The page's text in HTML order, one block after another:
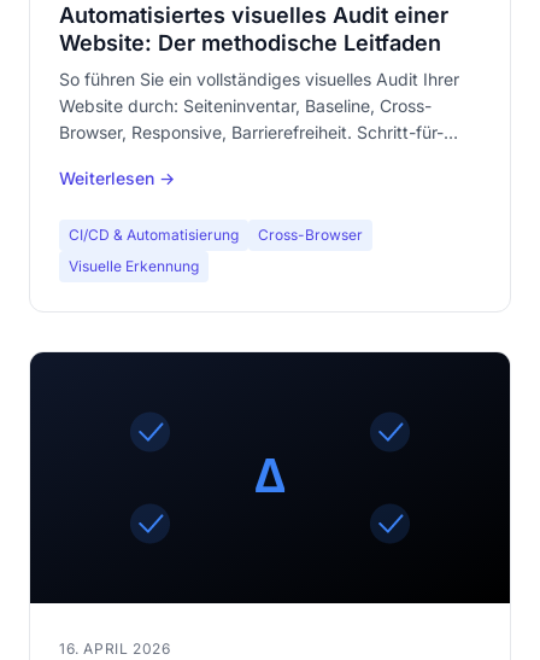
Automatisiertes visuelles Audit einer
Website: Der methodische Leitfaden
So führen Sie ein vollständiges visuelles Audit Ihrer
Website durch: Seiteninventar, Baseline, Cross-
Browser, Responsive, Barrierefreiheit. Schritt-für-
Weiterlesen →
CI/CD & Automatisierung
Cross-Browser
Visuelle Erkennung
16. APRIL 2026